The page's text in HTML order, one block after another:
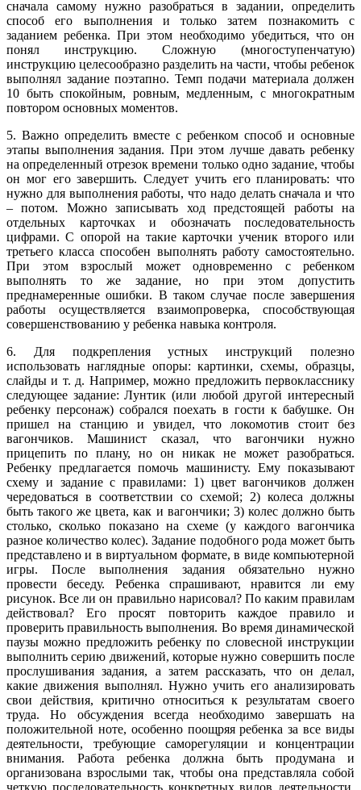
сначала самому нужно разобраться в задании, определить
способ его выполнения и только затем познакомить с
заданием ребенка. При этом необходимо убедиться, что он
понял инструкцию. Сложную (многоступенчатую)
инструкцию целесообразно разделить на части, чтобы ребенок
выполнял задание поэтапно. Темп подачи материала должен
10 быть спокойным, ровным, медленным, с многократным
повтором основных моментов.
5. Важно определить вместе с ребенком способ и основные
этапы выполнения задания. При этом лучше давать ребенку
на определенный отрезок времени только одно задание, чтобы
он мог его завершить. Следует учить его планировать: что
нужно для выполнения работы, что надо делать сначала и что
– потом. Можно записывать ход предстоящей работы на
отдельных карточках и обозначать последовательность
цифрами. С опорой на такие карточки ученик второго или
третьего класса способен выполнять работу самостоятельно.
При этом взрослый может одновременно с ребенком
выполнять то же задание, но при этом допустить
преднамеренные ошибки. В таком случае после завершения
работы осуществляется взаимопроверка, способствующая
совершенствованию у ребенка навыка контроля.
6. Для подкрепления устных инструкций полезно
использовать наглядные опоры: картинки, схемы, образцы,
слайды и т. д. Например, можно предложить первокласснику
следующее задание: Лунтик (или любой другой интересный
ребенку персонаж) собрался поехать в гости к бабушке. Он
пришел на станцию и увидел, что локомотив стоит без
вагончиков. Машинист сказал, что вагончики нужно
прицепить по плану, но он никак не может разобраться.
Ребенку предлагается помочь машинисту. Ему показывают
схему и задание с правилами: 1) цвет вагончиков должен
чередоваться в соответствии со схемой; 2) колеса должны
быть такого же цвета, как и вагончики; 3) колес должно быть
столько, сколько показано на схеме (у каждого вагончика
разное количество колес). Задание подобного рода может быть
представлено и в виртуальном формате, в виде компьютерной
игры. После выполнения задания обязательно нужно
провести беседу. Ребенка спрашивают, нравится ли ему
рисунок. Все ли он правильно нарисовал? По каким правилам
действовал? Его просят повторить каждое правило и
проверить правильность выполнения. Во время динамической
паузы можно предложить ребенку по словесной инструкции
выполнить серию движений, которые нужно совершить после
прослушивания задания, а затем рассказать, что он делал,
какие движения выполнял. Нужно учить его анализировать
свои действия, критично относиться к результатам своего
труда. Но обсуждения всегда необходимо завершать на
положительной ноте, особенно поощряя ребенка за все виды
деятельности, требующие саморегуляции и концентрации
внимания. Работа ребенка должна быть продумана и
организована взрослыми так, чтобы она представляла собой
четкую последовательность конкретных видов деятельности,